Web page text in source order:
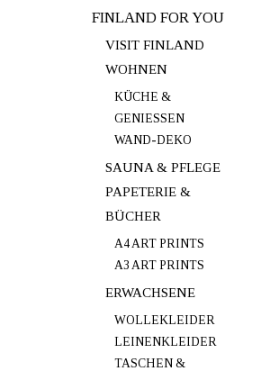
FINLAND FOR YOU
VISIT FINLAND
WOHNEN
KÜCHE &
GENIESSEN
WAND-DEKO
SAUNA & PFLEGE
PAPETERIE &
BÜCHER
A4 ART PRINTS
A3 ART PRINTS
ERWACHSENE
WOLLEKLEIDER
LEINENKLEIDER
TASCHEN &